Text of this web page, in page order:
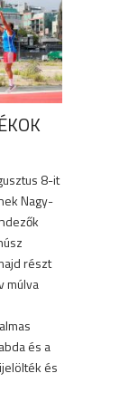
8-it
Nagy-
részt
múlva
és a
és